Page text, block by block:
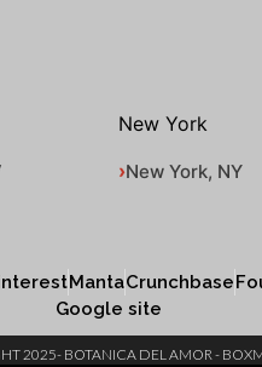
New York
New York, NY
MantaCrunchbase
Google site
2025- BOTANICA DEL AMOR -